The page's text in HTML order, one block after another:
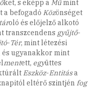
ket, s eképp a Műmint
a befogadó Közönséget
tároló és előjelző alkotó
transzcendens gyűjtő-
-Tér, mint létezési
és ugyanakkor mint
mentett, együttes
Eszköz-Entitása
eltérő szintjénfog